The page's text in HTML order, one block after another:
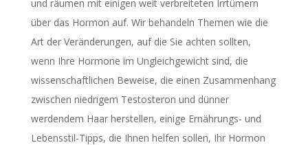
und räumen mit einigen weit verbreiteten Irrtümern
über das Hormon auf. Wir behandeln Themen wie die
Art der Veränderungen, auf die Sie achten sollten,
wenn Ihre Hormone im Ungleichgewicht sind, die
wissenschaftlichen Beweise, die einen Zusammenhang
zwischen niedrigem Testosteron und dünner
werdendem Haar herstellen, einige Ernährungs- und
Lebensstil-Tipps, die Ihnen helfen sollen, Ihr Hormon